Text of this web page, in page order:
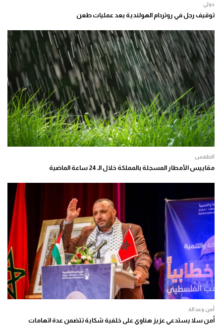
دولي
توقيف رجل في روتردام الهولندية بعد عمليات طعن
الطقس
مقاييس الأمطار المسجلة بالمملكة خلال الـ 24 ساعة الماضية
أمن وعدالة
أمن سلا يستدعي عزيز هناوي على خلفية شكاية تتضمن عدة اتهامات